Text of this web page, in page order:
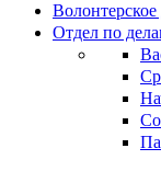
Отдел по